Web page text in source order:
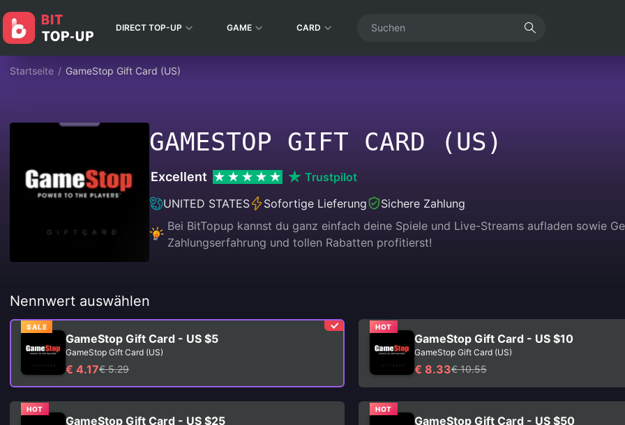
DIRECT TOP-UP GAME CARD
Startseite / GameStop Gift Card (US)
GAMESTOP GIFT CARD (US)
Excellent
Trustpilot
UNITED STATES
Sofortige Lieferung
Sichere Zahlung
Bei BitTopup kannst du ganz einfach deine Spiele und Live-Streams aufladen sowie
Zahlungserfahrung und tollen Rabatten profitierst!
Nennwert auswählen
SALE
GameStop Gift Card - US $5
GameStop Gift Card (US)
€ 4.17€ 5.29
HOT
GameStop Gift Card - US $10
GameStop Gift Card (US)
€ 8.33€ 10.55
HOT
GameStop Gift Card - US $25
HOT
GameStop Gift Card - US $50